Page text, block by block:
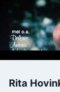
Rita